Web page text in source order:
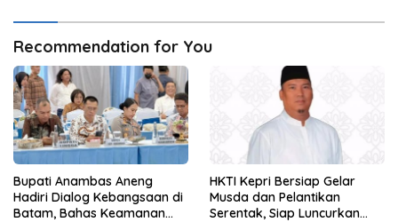
Recommendation for You
Bupati Anambas Aneng
Hadiri Dialog Kebangsaan di
Batam, Bahas Keamanan
HKTI Kepri Bersiap Gelar
Musda dan Pelantikan
Serentak, Siap Luncurkan